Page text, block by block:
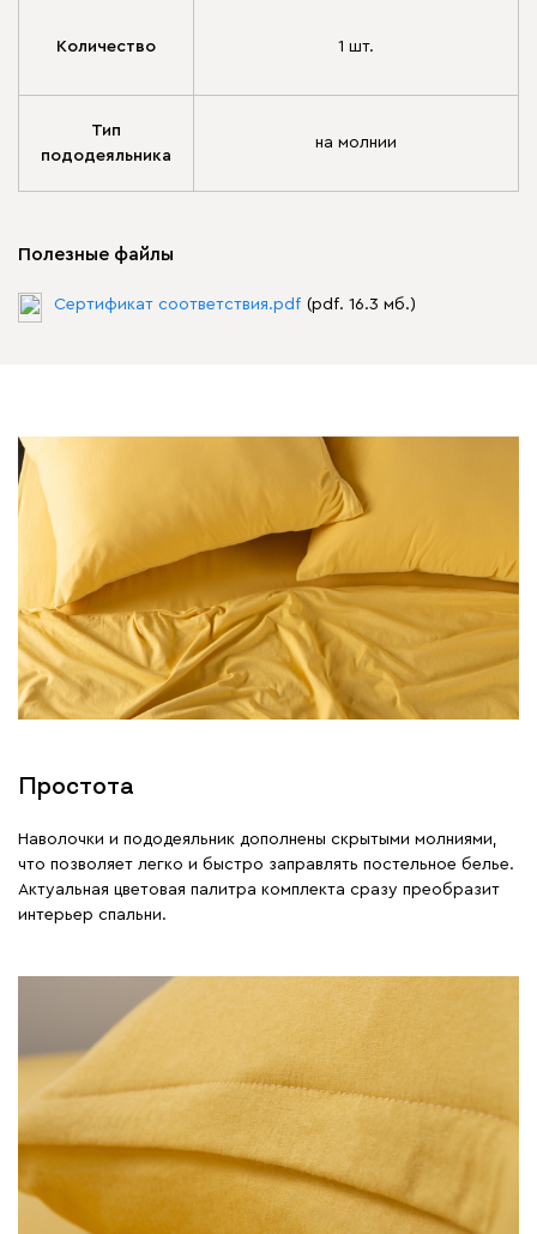
Количество 1 шт.
Тип
пододеяльника
на молнии
Полезные файлы
Сертификат соответствия.pdf (pdf. 16.3 мб.)
Простота
Наволочки и пододеяльник дополнены скрытыми молниями,
что позволяет легко и быстро заправлять постельное белье.
Актуальная цветовая палитра комплекта сразу преобразит
интерьер спальни.